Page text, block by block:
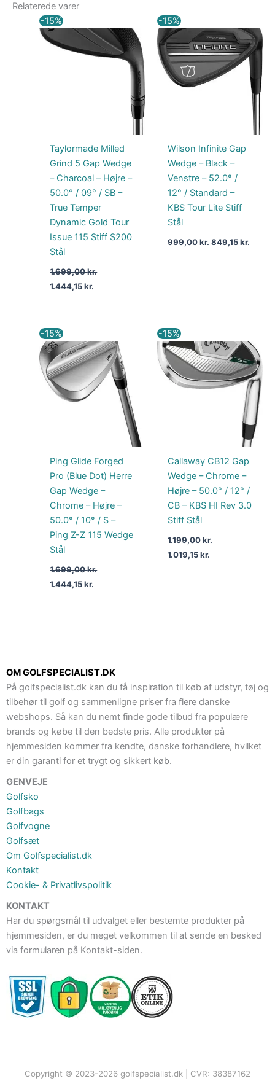
Relaterede varer
-15%
Taylormade Milled
Grind 5 Gap Wedge
– Charcoal – Højre –
50.0° / 09° / SB –
True Temper
Dynamic Gold Tour
Issue 115 Stiff S200
Stål
1.699,00kr.
Den
oprindelige
pris
var:
1.699,00 kr..
1.444,15kr.
aktuelle
pris
er:
1.444,15 kr..
-15%
Wilson Infinite Gap
Wedge – Black –
Venstre – 52.0° /
12° / Standard –
KBS Tour Lite Stiff
Stål
999,00kr.
oprindelige
pris
var:
999,00 kr..
849,15kr.
pris
er:
-15%
Ping Glide Forged
Pro (Blue Dot) Herre
Gap Wedge –
Chrome – Højre –
50.0° / 10° / S –
Ping Z-Z 115 Wedge
Stål
1.699,00kr.
Den
oprindelige
pris
var:
1.699,00 kr..
1.444,15kr.
aktuelle
pris
er:
1.444,15 kr..
-15%
Callaway CB12 Gap
Wedge – Chrome –
Højre – 50.0° / 12° /
CB – KBS HI Rev 3.0
Stiff Stål
1.199,00kr.
Den
oprindelige
pris
var:
1.199,00 kr..
1.019,15kr.
aktuelle
pris
er:
1.019,15 kr..
OM GOLFSPECIALIST.DK
På golfspecialist.dk kan du få inspiration til køb af udstyr, tøj og
tilbehør til golf og sammenligne priser fra flere danske
webshops. Så kan du nemt finde gode tilbud fra populære
brands og købe til den bedste pris. Alle produkter på
hjemmesiden kommer fra kendte, danske forhandlere, hvilket
er din garanti for et trygt og sikkert køb.
GENVEJE
Golfsko
Golfbags
Golfvogne
Golfsæt
Om Golfspecialist.dk
Kontakt
Cookie- & Privatlivspolitik
KONTAKT
Har du spørgsmål til udvalget eller bestemte produkter på
hjemmesiden, er du meget velkommen til at sende en besked
via formularen på Kontakt-siden.
Copyright © 2023-2026 golfspecialist.dk | CVR: 38387162